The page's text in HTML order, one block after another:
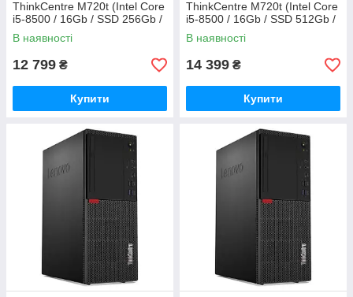
ThinkCentre M720t (Intel Core
i5-8500 / 16Gb / SSD 256Gb /
UHD Graphics 630)
Refurbished
В наявності
12 799 ₴
Купити
ThinkCentre M720t (Intel Core
i5-8500 / 16Gb / SSD 512Gb /
UHD Graphics 630)
Refurbished
В наявності
14 399 ₴
Купити